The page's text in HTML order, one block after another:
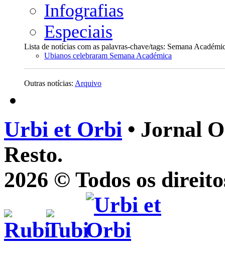
Infografias
Especiais
Lista de notícias com as palavras-chave/tags: Semana
Ubianos celebraram Semana Académica
Outras notícias: Arquivo
Urbi et Orbi • Jornal
Resto.
2026 © Todos os